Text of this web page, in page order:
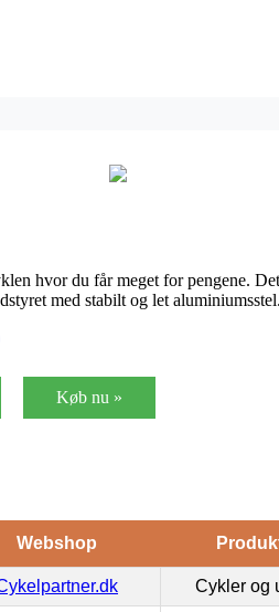
hvor du får meget for pengene.
med stabilt og let
Køb nu »
Webshop
Cykler og